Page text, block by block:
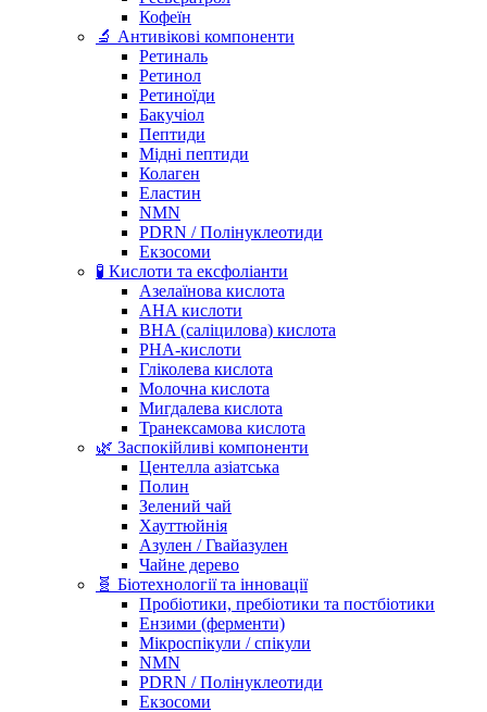
Кофеїн
🔬 Антивікові компоненти
Ретиналь
Ретинол
Ретиноїди
Бакучіол
Пептиди
Мідні пептиди
Колаген
Еластин
NMN
PDRN / Полінуклеотиди
Екзосоми
🧪 Кислоти та ексфоліанти
Азелаїнова кислота
AHA кислоти
BHA (саліцилова) кислота
PHA-кислоти
Гліколева кислота
Молочна кислота
Мигдалева кислота
Транексамова кислота
🌿 Заспокійливі компоненти
Центелла азіатська
Полин
Зелений чай
Хауттюйнія
Азулен / Гвайазулен
Чайне дерево
🧬 Біотехнології та інновації
Пробіотики, пребіотики та постбіотики
Ензими (ферменти)
Мікроспікули / спікули
NMN
PDRN / Полінуклеотиди
Екзосоми